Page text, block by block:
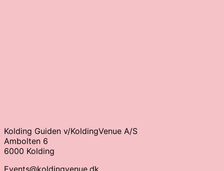
Kolding Guiden v/KoldingVenue A/S
Ambolten 6
6000 Kolding
Events@koldingvenue.dk